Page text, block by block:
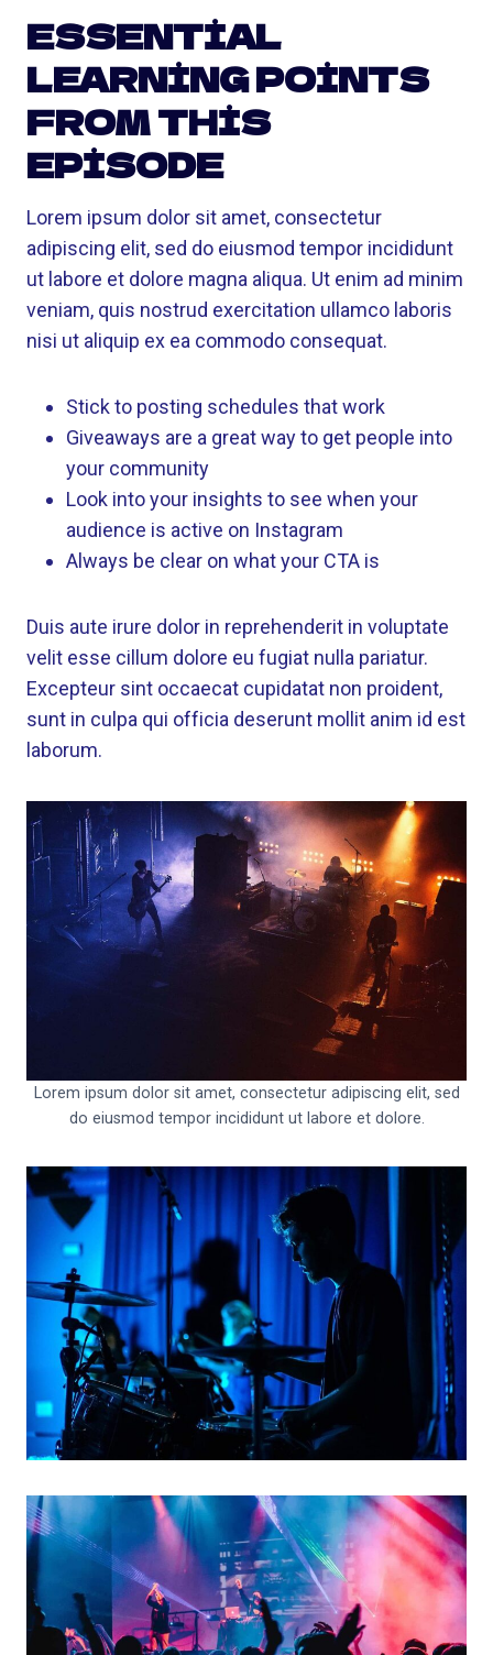
ESSENTIAL
LEARNING POINTS
FROM THIS
EPISODE
Lorem ipsum dolor sit amet, consectetur
adipiscing elit, sed do eiusmod tempor incididunt
ut labore et dolore magna aliqua. Ut enim ad minim
veniam, quis nostrud exercitation ullamco laboris
nisi ut aliquip ex ea commodo consequat.
Stick to posting schedules that work
Giveaways are a great way to get people into
your community
Look into your insights to see when your
audience is active on Instagram
Always be clear on what your CTA is
Duis aute irure dolor in reprehenderit in voluptate
velit esse cillum dolore eu fugiat nulla pariatur.
Excepteur sint occaecat cupidatat non proident,
sunt in culpa qui officia deserunt mollit anim id est
laborum.
Lorem ipsum dolor sit amet, consectetur adipiscing elit, sed
do eiusmod tempor incididunt ut labore et dolore.